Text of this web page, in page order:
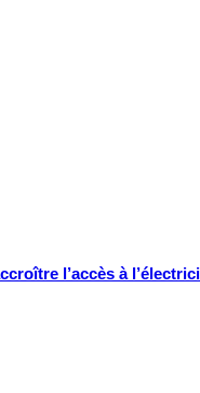
l’accès à